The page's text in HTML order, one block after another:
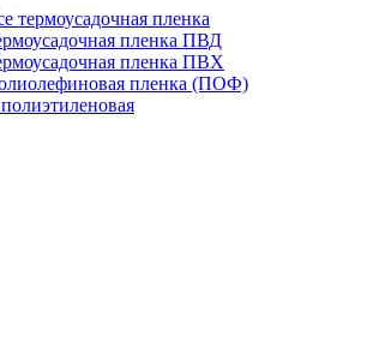
термоусадочная пленка
пленка ПВД
пленка ПВХ
пленка (ПОФ)